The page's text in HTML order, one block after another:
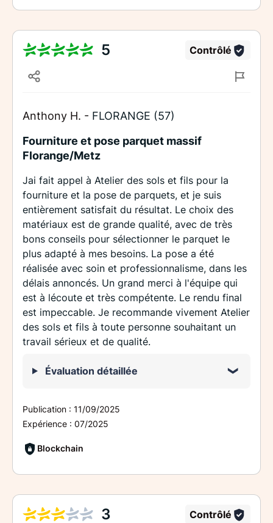
5 Contrôlé
Anthony H. - FLORANGE (57)
Fourniture et pose parquet massif
Florange/Metz
Jai fait appel à Atelier des sols et fils pour la
fourniture et la pose de parquets, et je suis
entièrement satisfait du résultat. Le choix des
matériaux est de grande qualité, avec de très
bons conseils pour sélectionner le parquet le
plus adapté à mes besoins. La pose a été
réalisée avec soin et professionnalisme, dans les
délais annoncés. Un grand merci à l'équipe qui
est à lécoute et très compétente. Le rendu final
est impeccable. Je recommande vivement Atelier
des sols et fils à toute personne souhaitant un
travail sérieux et de qualité.
Évaluation détaillée
Publication : 11/09/2025
Expérience : 07/2025
Blockchain
3 Contrôlé